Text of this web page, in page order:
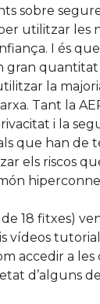
sobre
utilitzar les
I és
gran quantitat
la
Tant la
i la
que han de
els riscos
18 fitxes)
vídeos
accedir a
d’alguns